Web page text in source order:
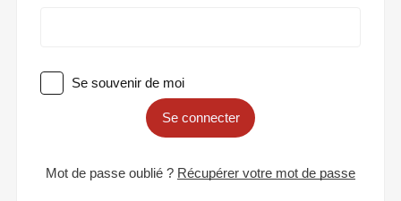
Se souvenir de moi
Se connecter
Mot de passe oublié ? Récupérer votre mot de passe